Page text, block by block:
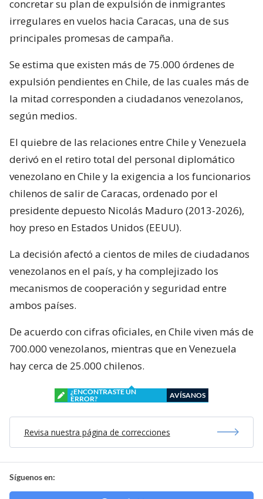
concretar su plan de expulsión de inmigrantes
irregulares en vuelos hacia Caracas, una de sus
principales promesas de campaña.
Se estima que existen más de 75.000 órdenes de
expulsión pendientes en Chile, de las cuales más de
la mitad corresponden a ciudadanos venezolanos,
según medios.
El quiebre de las relaciones entre Chile y Venezuela
derivó en el retiro total del personal diplomático
venezolano en Chile y la exigencia a los funcionarios
chilenos de salir de Caracas, ordenado por el
presidente depuesto Nicolás Maduro (2013-2026),
hoy preso en Estados Unidos (EEUU).
La decisión afectó a cientos de miles de ciudadanos
venezolanos en el país, y ha complejizado los
mecanismos de cooperación y seguridad entre
ambos países.
De acuerdo con cifras oficiales, en Chile viven más de
700.000 venezolanos, mientras que en Venezuela
hay cerca de 25.000 chilenos.
¿ENCONTRASTE UN
ERROR?
AVÍSANOS
Revisa nuestra página de correcciones
Síguenos en: